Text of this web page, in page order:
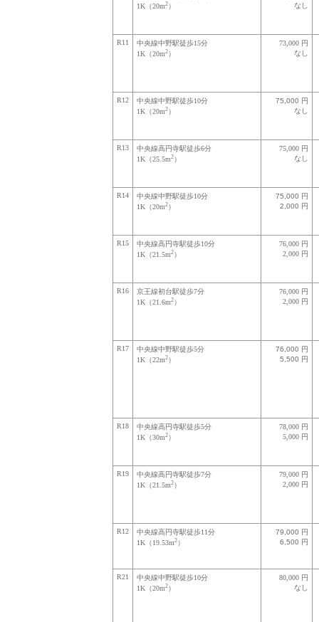
1K（20m2）
なし
R11
中央線中野駅徒歩15分
1K（20m2）
73,000 円
なし
R12
中央線中野駅徒歩10分
1K（20m2）
75,000 円
なし
R13
中央線高円寺駅徒歩6分
1K（25.5m2）
75,000 円
なし
R14
中央線中野駅徒歩10分
1K（20m2）
75,000 円
2,000 円
R15
中央線高円寺駅徒歩10分
1K（21.5m2）
76,000 円
2,000 円
R16
京王線初台駅徒歩7分
1K（21.6m2）
76,000 円
2,000 円
R17
中央線中野駅徒歩5分
1K（22m2）
76,000 円
5,500 円
R18
中央線高円寺駅徒歩5分
1K（30m2）
78,000 円
5,000 円
R19
中央線高円寺駅徒歩7分
1K（21.5m2）
79,000 円
2,000 円
R12
中央線高円寺駅徒歩11分
1K（19.53m2）
79,000 円
6,500 円
R21
中央線中野駅徒歩10分
1K（20m2）
80,000 円
なし